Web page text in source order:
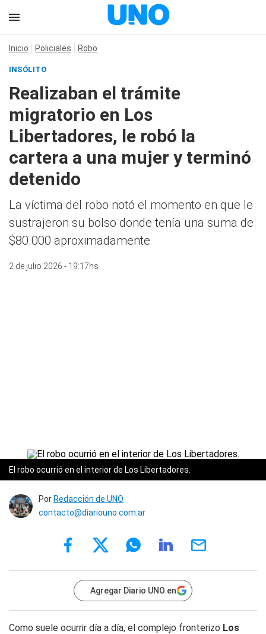
Inicio Policiales Robo
INSÓLITO
Realizaban el trámite
migratorio en Los
Libertadores, le robó la
cartera a una mujer y terminó
detenido
La víctima del robo notó el momento en que le
sustrajeron su bolso donde tenía una suma de
$80.000 aproximadamente
2 de julio 2026 - 19:17hs
El robo ocurrió en el interior de Los Libertadores.
Por Redacción de UNO
contacto@diariouno.com.ar
Agregar Diario UNO en
Como suele ocurrir día a día, el complejo fronterizo Los